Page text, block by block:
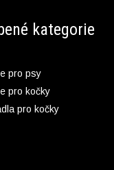
kategorie
pro psy
pro kočky
pro kočky